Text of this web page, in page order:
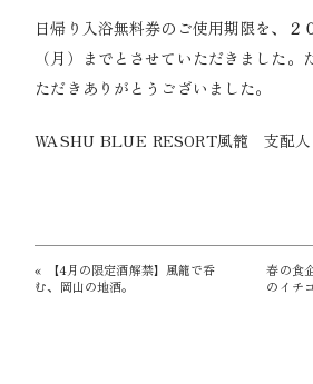
日帰り入浴無料券のご使用期限を、２
（月）までとさせていただきました。
ただきありがとうございました。
WASHU BLUE RESORT風籠 支配
«
【4月の限定酒解禁】風籠で呑
む、岡山の地酒。
春の食
のイチ